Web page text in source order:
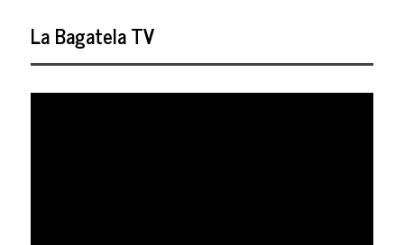
La Bagatela TV